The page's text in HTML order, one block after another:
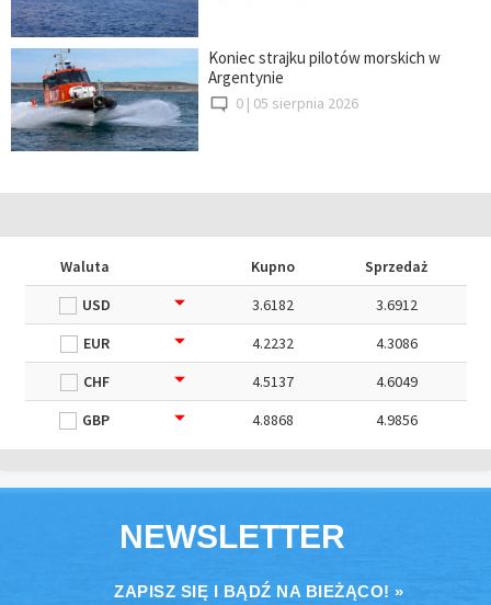
Koniec strajku pilotów morskich w
Argentynie
0 | 05 sierpnia 2026
Waluta Kupno
Sprzedaż
USD
3.6182
3.6912
EUR
4.2232
4.3086
CHF
4.5137
4.6049
GBP
4.8868 4.9856
NEWSLETTER
ZAPISZ SIĘ I BĄDŹ NA BIEŻĄCO! »